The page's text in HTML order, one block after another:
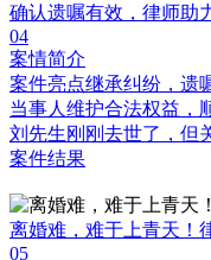
确认遗嘱有效，律师助
04
案情简介
案件亮点继承纠纷，遗
当事人维护合法权益，
刘先生刚刚去世了，但
案件结果
离婚难，难于上青天！
05